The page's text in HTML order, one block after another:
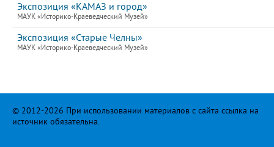
Экспозиция «КАМАЗ и город»
МАУК «Историко-Краеведческий Музей»
Экспозиция «Старые Челны»
МАУК «Историко-Краеведческий Музей»
© 2012-2026 При использовании материалов с сайта ссылка на
источник обязательна.